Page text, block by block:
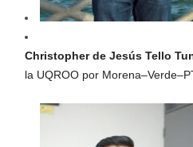
Christopher de Jesús Tello
la UQROO por